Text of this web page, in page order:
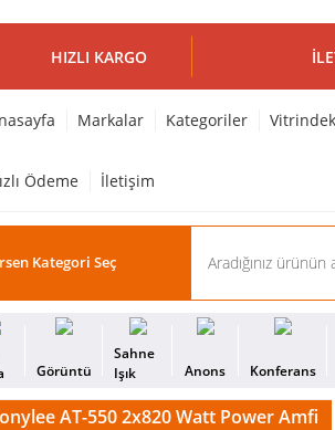
HIZLI KARGO
Markalar Kategoriler
Ödeme İletişim
Görüntü
Sahne
Işık
Anons Konferans
AT-550 2x820 Watt Power Amfi